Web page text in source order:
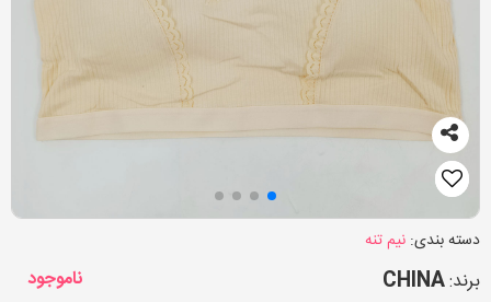
دسته بندی: نیم تنه
برند:CHINA
ناموجود